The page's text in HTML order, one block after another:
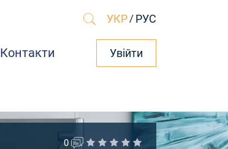
УКР / РУС
Контакти Увійти
0